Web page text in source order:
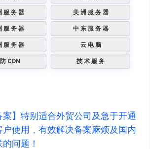
服 务 器 美 洲 服 务 器
服 务 器 中 东 服 务 器
服 务 器 云 电 脑
CDN 技 术 服 务
案】特别适合外贸公司及急于开通
户使用，有效解决备案麻烦及国内
问题！